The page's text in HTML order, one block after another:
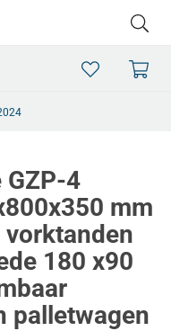
4
mm
180 x90
palletwagen